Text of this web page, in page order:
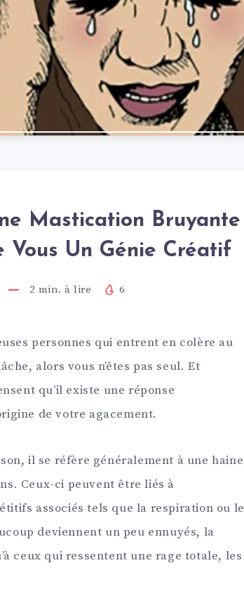
Mastication Bruyante
Vous Un Génie Créatif
2 min. à lire 6
personnes qui entrent en colère au
alors vous n’êtes pas seul. Et
qu’il existe une réponse
de votre agacement.
il se réfère généralement à une haine
Ceux-ci peuvent être liés à
associés tels que la respiration ou le
deviennent un peu ennuyés, la
ceux qui ressentent une rage totale, les